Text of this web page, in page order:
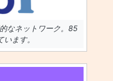
なネットワーク。85
ます。